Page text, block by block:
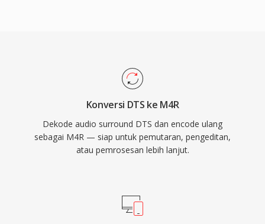
panggilan, alarm, dan peringatan per kontak.
Keunggulan praktisnya meliputi penyebaran
yang mudah ke iPhone mana pun melalui
sinkronisasi iTunes atau AirDrop, pemutaran
berkualitas tinggi dari codec AAC bahkan pada
ukuran file kecil, dan kemampuan untuk
Konversi DTS ke M4R
Dekode audio surround DTS dan encode ulang
sebagai M4R — siap untuk pemutaran, pengeditan,
atau pemrosesan lebih lanjut.